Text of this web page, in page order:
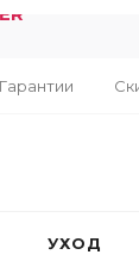
Гарантии
УХОД